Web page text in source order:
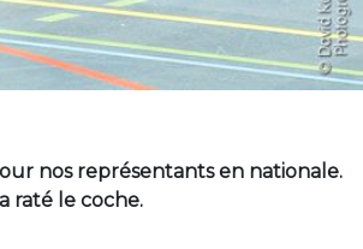
nos représentants en nationale.
raté le coche.